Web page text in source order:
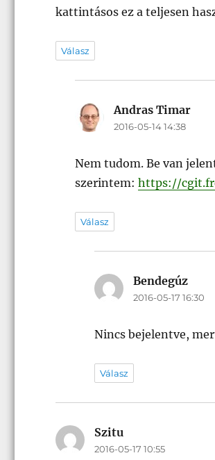
kattintásos ez a teljesen
Válasz
Andras Timar
2016-05-14 14:38
Nem tudom. Be van
szerintem:https://
Válasz
Bendegúz
2016-05-17 16:30
Nincs bejelentve,
Válasz
Szitu
2016-05-17 10:55